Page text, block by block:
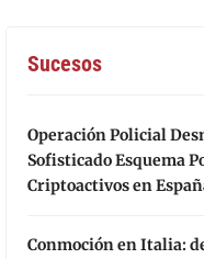
Sucesos
Operación Policial
Sofisticado Esquema
Criptoactivos en
Conmoción en Italia: